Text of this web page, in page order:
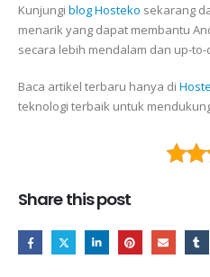
Kunjungi blog Hosteko sekarang
menarik yang dapat membantu
secara lebih mendalam dan up-to-
Baca artikel terbaru hanya di
teknologi terbaik untuk
Share this post